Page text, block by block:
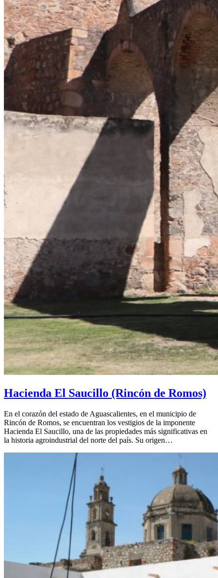
Hacienda El Saucillo (Rincón de Romos)
En el corazón del estado de Aguascalientes, en el municipio de
Rincón de Romos, se encuentran los vestigios de la imponente
Hacienda El Saucillo, una de las propiedades más significativas en
la historia agroindustrial del norte del país. Su origen…